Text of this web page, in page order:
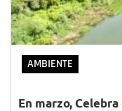
AMBIENTE
En marzo,